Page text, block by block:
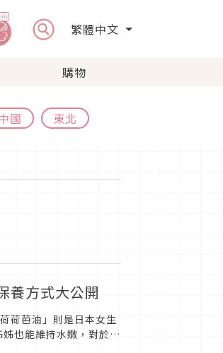
繁體中文
購物
國 東北
養方式大公開
荷芭油」則是日本女生
也能維持水嫩，對於初